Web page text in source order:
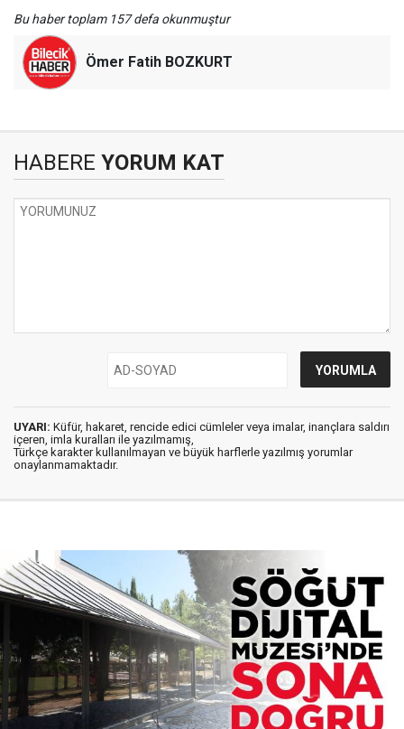
Bu haber toplam 157 defa okunmuştur
Ömer Fatih BOZKURT
HABERE YORUM KAT
UYARI: Küfür, hakaret, rencide edici cümleler veya imalar, inançlara saldırı
içeren, imla kuralları ile yazılmamış,
Türkçe karakter kullanılmayan ve büyük harflerle yazılmış yorumlar
onaylanmamaktadır.